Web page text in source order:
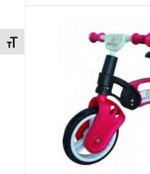
Zmeniť veľkosť písma